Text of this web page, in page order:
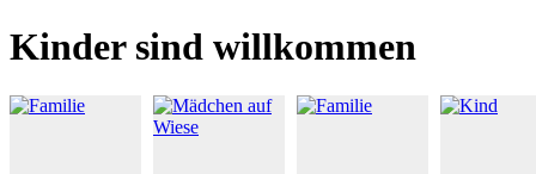
Kinder sind willkommen